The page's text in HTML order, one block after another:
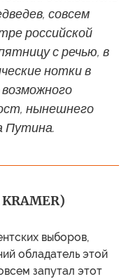
совсем
российской
с речью, в
нотки в
нынешнего
Путина.
выборов,
обладатель этой
запутал этот